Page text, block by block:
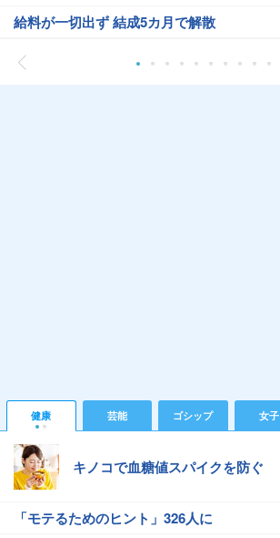
給料が一切出ず 結成5カ月で解散
健康 芸能 ゴシップ 女子
キノコで血糖値スパイクを防ぐ
「モテるためのヒント」326人に